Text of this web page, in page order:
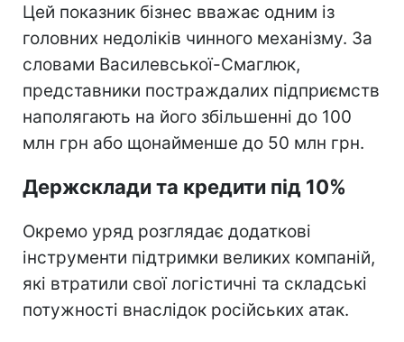
Цей показник бізнес вважає одним із
головних недоліків чинного механізму. За
словами Василевської-Смаглюк,
представники постраждалих підприємств
наполягають на його збільшенні до 100
млн грн або щонайменше до 50 млн грн.
Держсклади та кредити під 10%
Окремо уряд розглядає додаткові
інструменти підтримки великих компаній,
які втратили свої логістичні та складські
потужності внаслідок російських атак.